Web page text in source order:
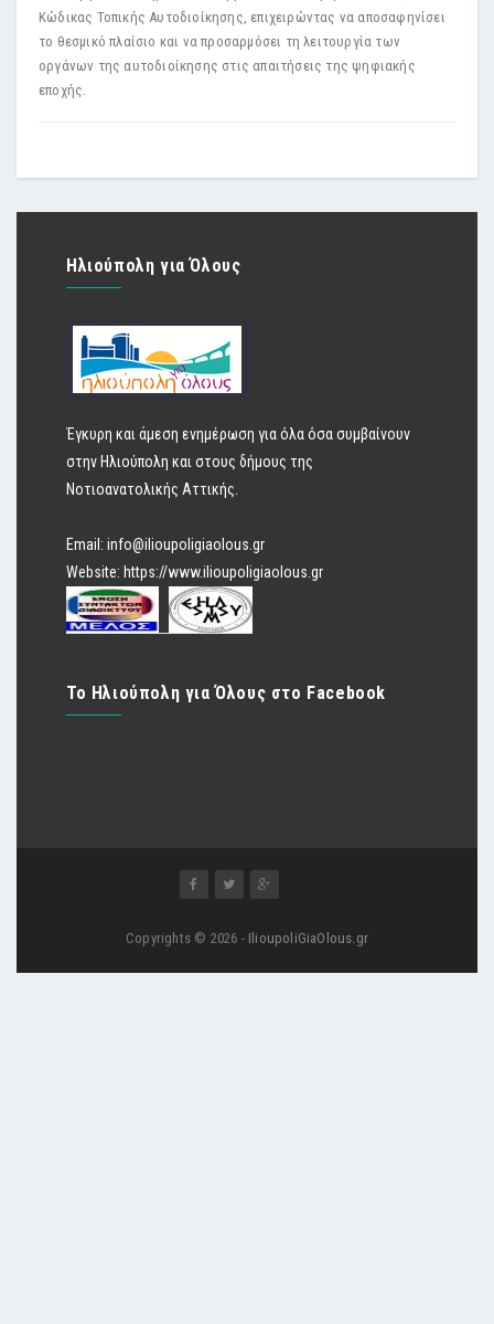
Κώδικας Τοπικής Αυτοδιοίκησης, επιχειρώντας να αποσαφηνίσει
το θεσμικό πλαίσιο και να προσαρμόσει τη λειτουργία των
οργάνων της αυτοδιοίκησης στις απαιτήσεις της ψηφιακής
εποχής.
Ηλιούπολη για Όλους
Έγκυρη και άμεση ενημέρωση για όλα όσα συμβαίνουν
στην Ηλιούπολη και στους δήμους της
Νοτιοανατολικής Αττικής.
Email: info@ilioupoligiaolous.gr
Website: https://www.ilioupoligiaolous.gr
Το Ηλιούπολη για Όλους στο Facebook
Copyrights © 2026 - IlioupoliGiaOlous.gr